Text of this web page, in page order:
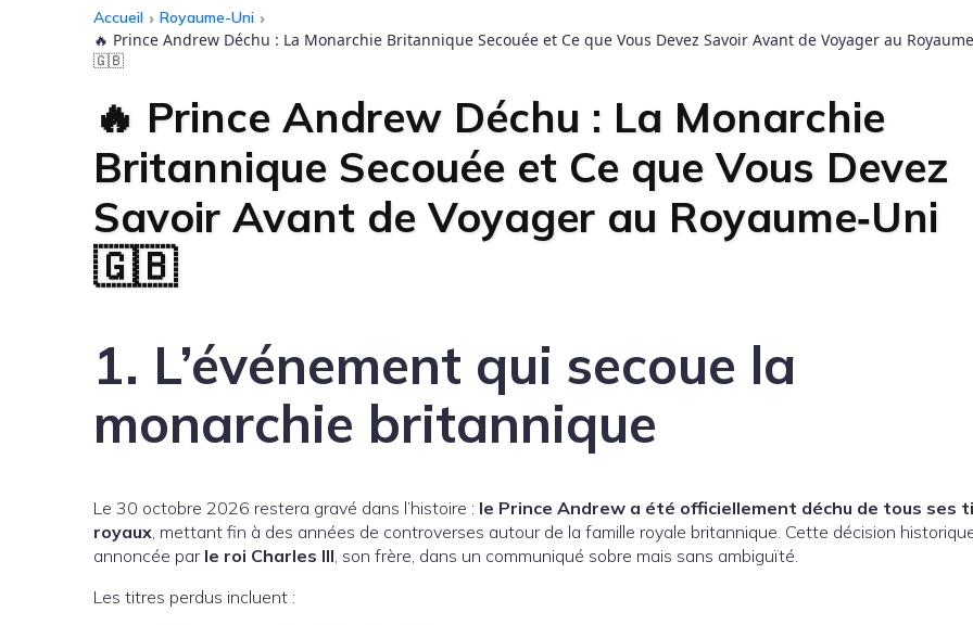
Accueil › Royaume-Uni ›
🔥 Prince Andrew Déchu : La Monarchie Britannique Secouée et Ce que Vous Devez Savoir Avant de Voyager au
🇬🇧
🔥 Prince Andrew Déchu : La Monarchie
Britannique Secouée et Ce que Vous Devez
Savoir Avant de Voyager au Royaume‑Uni
🇬🇧
1. L’événement qui secoue la
monarchie britannique
Le 30 octobre 2026 restera gravé dans l’histoire : le Prince Andrew a été officiellement déchu de tous ses
royaux , mettant fin à des années de controverses autour de la famille royale britannique. Cette décision
annoncée par le roi Charles III , son frère, dans un communiqué sobre mais sans ambiguïté.
Les titres perdus incluent :